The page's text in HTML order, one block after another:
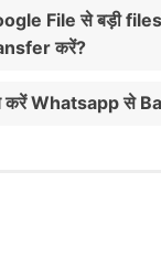
File से बड़ी
करें?
करें Whatsapp से